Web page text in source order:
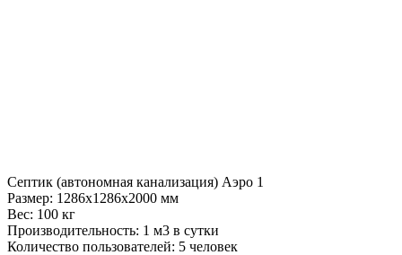
Септик (автономная канализация) Аэро 1
Размер: 1286x1286x2000 мм
Вес: 100 кг
Производительность: 1 м3 в сутки
Количество пользователей: 5 человек